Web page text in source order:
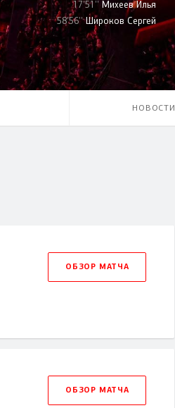
17'51'' Михеев Илья
58'56''Широков Сергей
НОВОСТИ
ОБЗОР МАТЧА
ОБЗОР МАТЧА